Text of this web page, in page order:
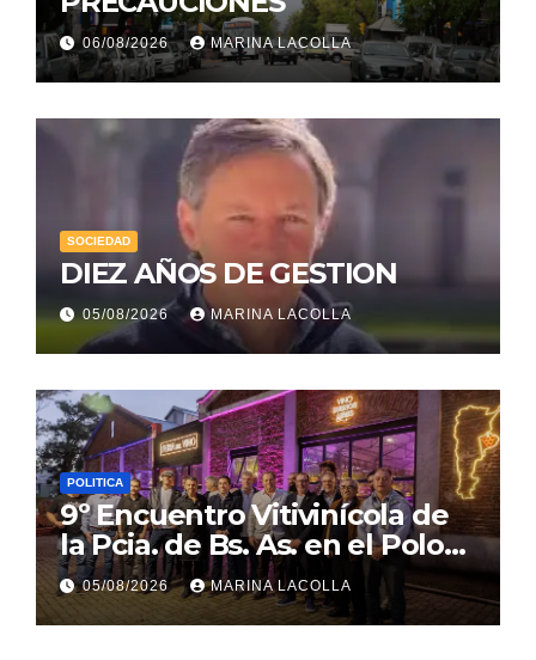
06/08/2026 MARINA LACOLLA
SOCIEDAD
DIEZ AÑOS DE GESTION
05/08/2026 MARINA LACOLLA
POLITICA
9º Encuentro Vitivinícola de
la Pcia. de Bs. As. en el Polo
Gastronómico de Malvinas
Argentinas
05/08/2026 MARINA LACOLLA